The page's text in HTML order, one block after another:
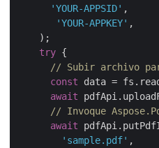
'YOUR-APPSID' ,
'YOUR-APPKEY' ,
    );
try {
// Subir archivo
const data =
await
// Invoque
await
'sample.pdf' ,